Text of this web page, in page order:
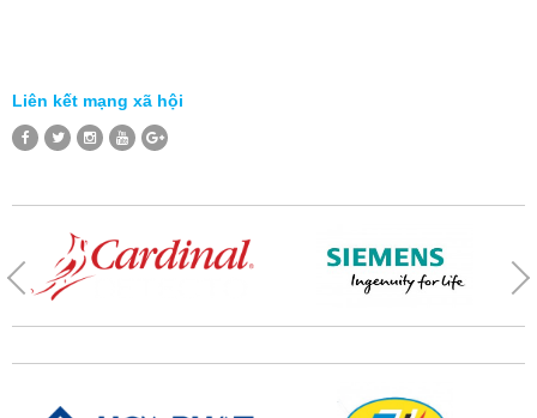
Liên kết mạng xã hội